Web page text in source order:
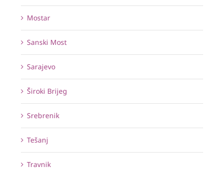
Mostar
Sanski Most
Sarajevo
Široki Brijeg
Srebrenik
Tešanj
Travnik